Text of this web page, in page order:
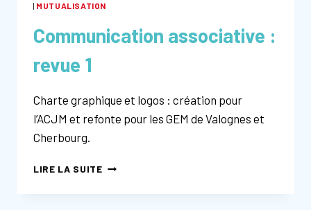
| MUTUALISATION
Communication associative :
revue 1
Charte graphique et logos : création pour
l’ACJM et refonte pour les GEM de Valognes et
Cherbourg.
LIRE LA SUITE COMMUNICATION